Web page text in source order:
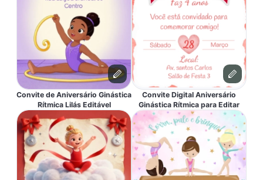
Convite de Aniversário Ginástica
Rítmica Lilás Editável
Convite Digital Aniversário
Ginástica Rítmica para Editar